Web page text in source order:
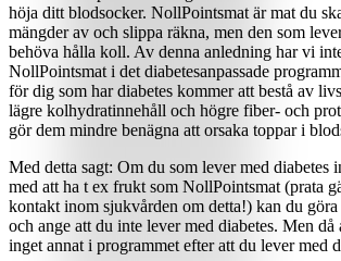
höja ditt blodsocker. NollPointsmat är mat du
mängder av och slippa räkna, men den som
behöva hålla koll. Av denna anledning har vi
NollPointsmat i det diabetesanpassade
för dig som har diabetes kommer att bestå av
lägre kolhydratinnehåll och högre fiber- och
gör dem mindre benägna att orsaka toppar i
Med detta sagt: Om du som lever med diabetes
med att ha t ex frukt som NollPointsmat (prata
kontakt inom sjukvården om detta!) kan du
och ange att du inte lever med diabetes. Men då
inget annat i programmet efter att du lever med